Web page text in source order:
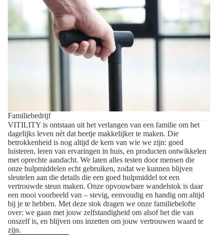
Familiebedrijf
VITILITY is ontstaan uit het verlangen van een familie om het
dagelijks leven nét dat beetje makkelijker te maken. Die
betrokkenheid is nog altijd de kern van wie we zijn: goed
luisteren, leren van ervaringen in huis, en producten ontwikkelen
met oprechte aandacht. We laten alles testen door mensen die
onze hulpmiddelen echt gebruiken, zodat we kunnen blijven
sleutelen aan die details die een goed hulpmiddel tot een
vertrouwde steun maken. Onze opvouwbare wandelstok is daar
een mooi voorbeeld van – stevig, eenvoudig en handig om altijd
bij je te hebben. Met deze stok dragen we onze familiebelofte
over: we gaan met jouw zelfstandigheid om alsof het die van
onszelf is, en blijven ons inzetten om jouw vertrouwen waard te
zijn.